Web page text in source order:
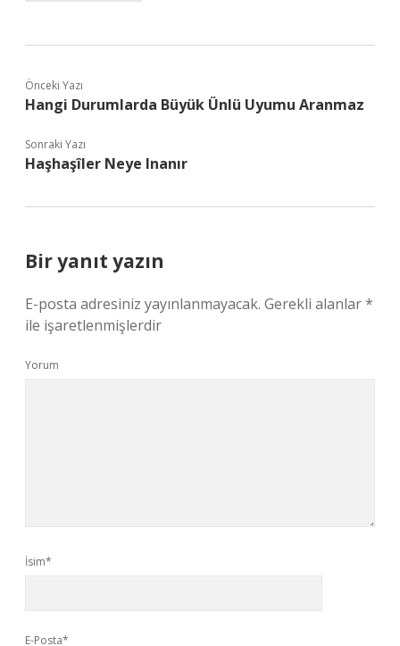
Önceki Yazı
Hangi Durumlarda Büyük Ünlü Uyumu Aranmaz
Sonraki Yazı
Haşhaşîler Neye Inanır
Bir yanıt yazın
E-posta adresiniz yayınlanmayacak. Gerekli alanlar*
ile işaretlenmişlerdir
Yorum
İsim*
E-Posta*